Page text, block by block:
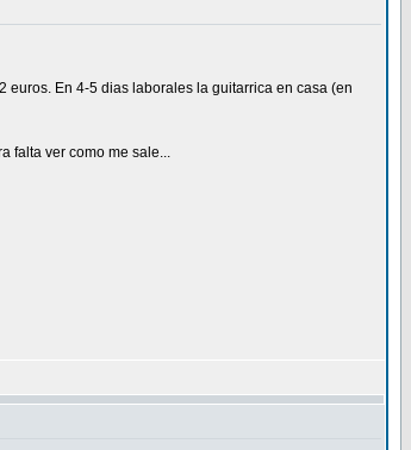
En 4-5 dias laborales la guitarrica en casa (en
falta ver como me sale...